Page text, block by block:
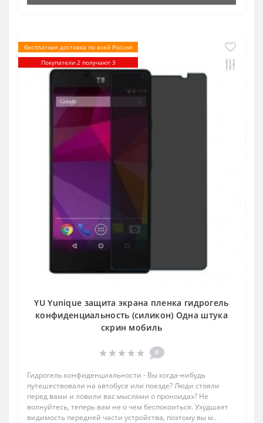
бесплатная доставка по всей России
Покупатели 2 получают 3
YU Yunique защита экрана пленка гидрогель
конфиденциальность (силикон) Одна штука
скрин мобиль
0
Гидрогель конфиденциальности - Вы когда-нибудь
путешествовали на автобусе или поезде? Люди стояли
перед вами и ловили вас мыслями о проноидах? Не
волнуйтесь, теперь вам не о чем беспокоиться. Ухудшает
видимость передней части устройства, поэтому вы м..